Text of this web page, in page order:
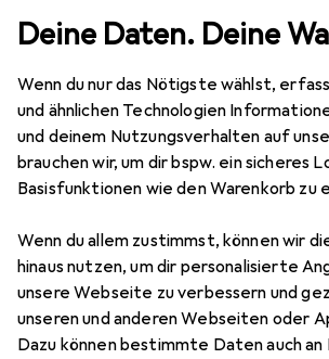
Deine Daten. Deine
Wenn du nur das Nötigste wählst,
und ähnlichen Technologien
und deinem Nutzungsverhalten auf
brauchen wir, um dir bspw. ein sicheres
Basisfunktionen wie den Warenkorb zu
Wenn du allem zustimmst, können wir
hinaus nutzen, um dir personalisierte
unsere Webseite zu verbessern und
unseren und anderen Webseiten oder
Dazu können bestimmte Daten auch
+ Leine Designed by Lotte
Designed by Lotte
Hund, Spazieren
Zubehör für Designed
Hundeleine Velura
Hier findest du passendes Zubehör
Designed by Lotte Hundeleine Velura
Halsband + Leine.